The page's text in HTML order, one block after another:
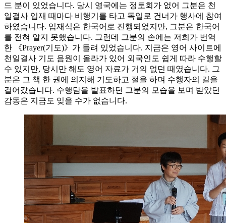
드 분이 있었습니다. 당시 영국에는 정토회가 없어 그분은 천
일결사 입재 때마다 비행기를 타고 독일로 건너가 행사에 참여
하였습니다. 입재식은 한국어로 진행되었지만, 그분은 한국어
를 전혀 알지 못했습니다. 그런데 그분의 손에는 저희가 번역
한 《Prayer(기도)》가 들려 있었습니다. 지금은 영어 사이트에
천일결사 기도 음원이 올라가 있어 외국인도 쉽게 따라 수행할
수 있지만, 당시만 해도 영어 자료가 거의 없던 때였습니다. 그
분은 그 책 한 권에 의지해 기도하고 절을 하며 수행자의 길을
걸어갔습니다. 수행담을 발표하던 그분의 모습을 보며 받았던
감동은 지금도 잊을 수가 없습니다.